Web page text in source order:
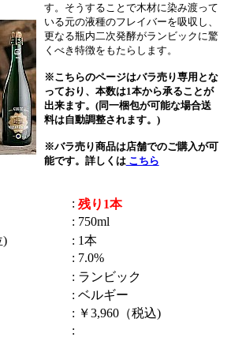
す。そうすることで木材に染み渡って
いる元の液種のフレイバーを吸収し、
更なる瓶内二次発酵がランビックに驚
くべき特徴をもたらします。
※こちらのページはバラ売り専用とな
っており、本数は1本から承ることが
出来ます。(同一梱包が可能な場合送
料は自動調整されます。)
※バラ売り商品は店舗でのご購入が可
能です。詳しくはこちら
: 残り1本
: 750ml
)
: 1本
: 7.0%
: ランビック
: ベルギー
: ￥3,960（税込)
: